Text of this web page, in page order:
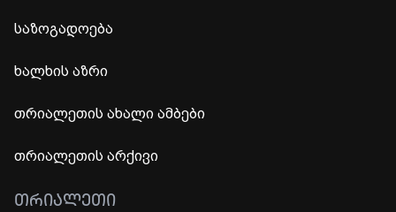
საზოგადოება
ხალხის აზრი
თრიალეთის ახალი ამბები
თრიალეთის არქივი
ᲗᲠᲘᲐᲚᲔᲗᲘ